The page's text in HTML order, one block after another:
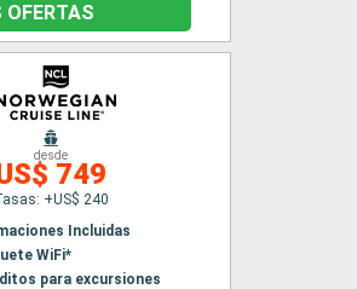
OFERTAS
desde
749
+US$ 240
Incluidas
WiFi*
para excursiones